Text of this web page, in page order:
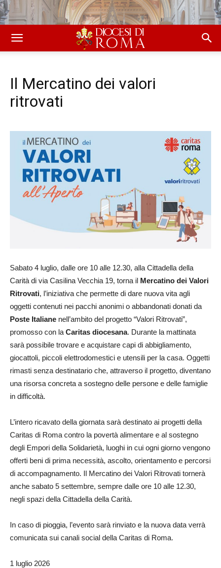
Il Mercatino dei valori
ritrovati
Sabato 4 luglio, dalle ore 10 alle 12.30, alla Cittadella della
Carità di via Casilina Vecchia 19, torna il Mercatino dei Valori
Ritrovati, l’iniziativa che permette di dare nuova vita agli
oggetti contenuti nei pacchi anonimi o abbandonati donati da
Poste Italiane nell’ambito del progetto “Valori Ritrovati”,
promosso con la Caritas diocesana. Durante la mattinata
sarà possibile trovare e acquistare capi di abbigliamento,
giocattoli, piccoli elettrodomestici e utensili per la casa. Oggetti
rimasti senza destinatario che, attraverso il progetto, diventano
una risorsa concreta a sostegno delle persone e delle famiglie
in difficoltà.
L’intero ricavato della giornata sarà destinato ai progetti della
Caritas di Roma contro la povertà alimentare e al sostegno
degli Empori della Solidarietà, luoghi in cui ogni giorno vengono
offerti beni di prima necessità, ascolto, orientamento e percorsi
di accompagnamento. Il Mercatino dei Valori Ritrovati tornerà
anche sabato 5 settembre, sempre dalle ore 10 alle 12.30,
negli spazi della Cittadella della Carità.
In caso di pioggia, l’evento sarà rinviato e la nuova data verrà
comunicata sui canali social della Caritas di Roma.
1 luglio 2026